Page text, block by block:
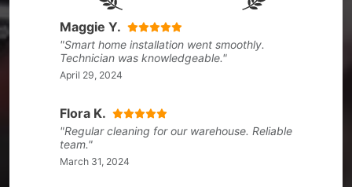
Maggie Y.
"Smart home installation went smoothly.
Technician was knowledgeable."
April 29, 2024
Flora K.
"Regular cleaning for our warehouse. Reliable
team."
March 31, 2024